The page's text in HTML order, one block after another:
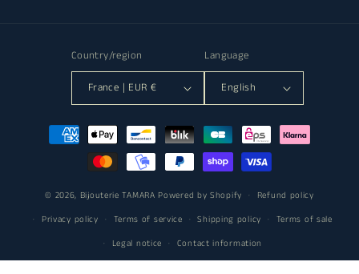
Country/region
France | EUR €
Language
English
Payment
methods
© 2026, Bijouterie TAMARA Powered by Shopify
Refund policy
Privacy policy
Terms of service Shipping policy
Terms of sale
Legal notice
Contact information